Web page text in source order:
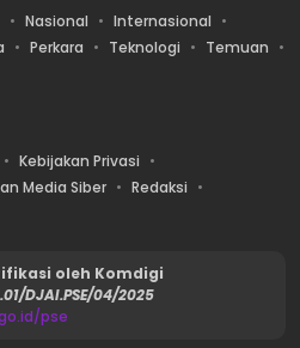
Nasional
Internasional
Perkara Teknologi
Temuan
Kebijakan Privasi
Media Siber
Redaksi
oleh Komdigi
DJAI.PSE/04/2025
pse